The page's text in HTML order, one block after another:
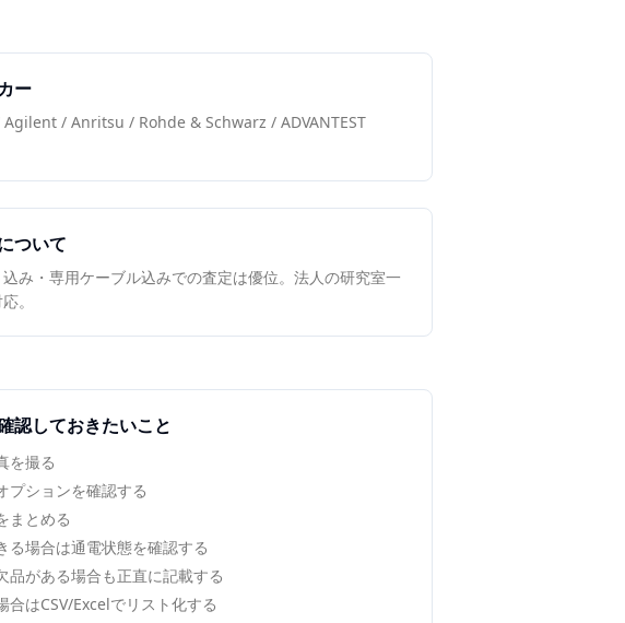
ー
/ Anritsu / Rohde & Schwarz / ADVANTEST
ついて
み・専用ケーブル込みでの査定は優位。法人の研究室一
。
認しておきたいこと
を撮る
プションを確認する
まとめる
る場合は通電状態を確認する
品がある場合も正直に記載する
合はCSV/Excelでリスト化する